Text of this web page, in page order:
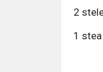
2
1 stea